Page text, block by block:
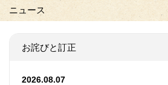
ニュース
お詫びと訂正
2026.08.07